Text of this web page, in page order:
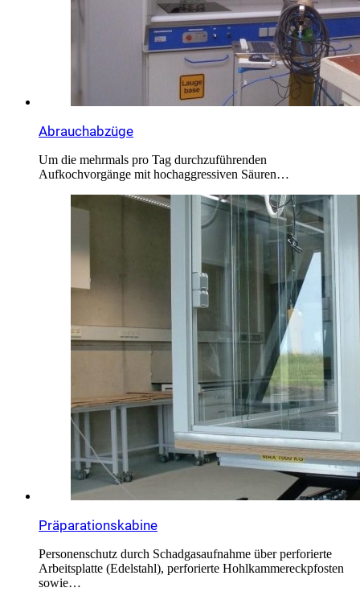
Abrauchabzüge
Um die mehrmals pro Tag durchzuführenden
Aufkochvorgänge mit hochaggressiven Säuren…
Präparationskabine
Personenschutz durch Schadgasaufnahme über perforierte
Arbeitsplatte (Edelstahl), perforierte Hohlkammereckpfosten
sowie…